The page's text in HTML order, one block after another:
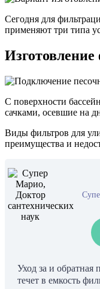
Сегодня для
применяют три типа
С поверхности
сачками, осевшие на
Виды фильтров для
преимущества и
Уход за и
течет в емкость